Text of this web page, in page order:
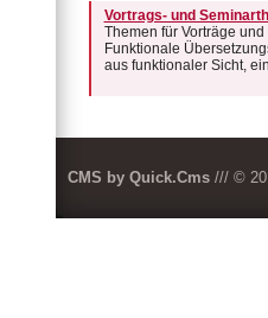
Vortrags- und
Themen für Vorträge
Funktionale
aus funktionaler Sicht,
CMS by Quick.Cms /// ©